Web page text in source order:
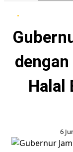
Halal
6